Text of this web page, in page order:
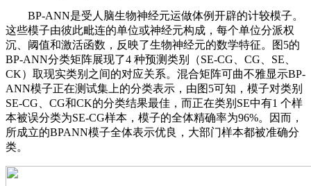
BP-ANN是受人脑生物神经元运做体例开辟的计较模子。
这些模子由彼此毗连的单位或神经元构成，每个单位分派权
沉、阈值和激活函数，反映了生物神经元的数学特征。图5的
BP-ANN分类矩阵展现了4 种预测类别（SE-CG、CG、SE、
CK）取现实类别之间的对应关系。混合矩阵可曲不雅显示BP-
ANN模子正在测试集上的分类表示，由图5可知，模子对类别
SE-CG、CG和CK的分类结果最佳，而正在类别SE中有1 个样
本被误分类为SE-CG样本，模子的全体精确率为96%。因而，
所成立的BPANN模子全体表示优良，大部门样本都被准确分
类。